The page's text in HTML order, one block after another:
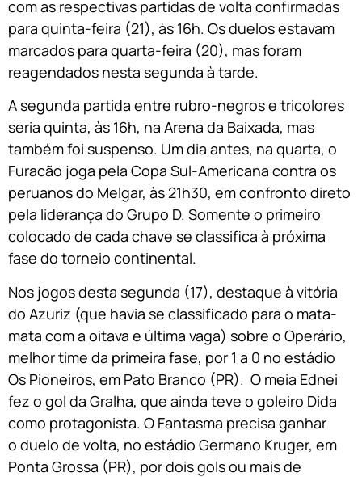
com as respectivas partidas de volta confirmadas
para quinta-feira (21), às 16h. Os duelos estavam
marcados para quarta-feira (20), mas foram
reagendados nesta segunda à tarde.
A segunda partida entre rubro-negros e tricolores
seria quinta, às 16h, na Arena da Baixada, mas
também foi suspenso. Um dia antes, na quarta, o
Furacão joga pela Copa Sul-Americana contra os
peruanos do Melgar, às 21h30, em confronto direto
pela liderança do Grupo D. Somente o primeiro
colocado de cada chave se classifica à próxima
fase do torneio continental.
Nos jogos desta segunda (17), destaque à vitória
do Azuriz (que havia se classificado para o mata-
mata com a oitava e última vaga) sobre o Operário,
melhor time da primeira fase, por 1 a 0 no estádio
Os Pioneiros, em Pato Branco (PR). O meia Ednei
fez o gol da Gralha, que ainda teve o goleiro Dida
como protagonista. O Fantasma precisa ganhar
o duelo de volta, no estádio Germano Kruger, em
Ponta Grossa (PR), por dois gols ou mais de